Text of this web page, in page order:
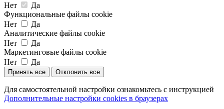
Нет
Да
Функциональные файлы cookie
Нет
Да
Аналитические файлы cookie
Нет
Да
Маркетинговые файлы cookie
Нет
Да
Принять все Отклонить все
Для самостоятельной настройки ознакомьтесь с инструкцией
Дополнительные настройки cookies в браузерах